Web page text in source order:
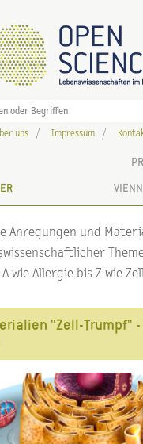
uns Impressum
Anregungen und
A wie Allergie bis Z wie
"Zell-Trumpf"